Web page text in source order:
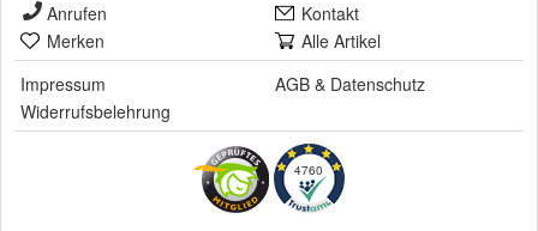
Anrufen
Kontakt
Merken
Alle Artikel
Impressum
AGB & Datenschutz
Widerrufsbelehrung
4760